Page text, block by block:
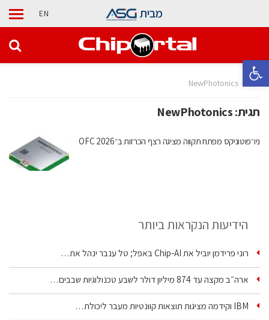
פתח סרגל נגישות
מבית EN
בית NewPhotonics
תגית:NewPhotonics
ניו־פוטוניקס מפתח תקווה מציגה רצף הכרזות ב־OFC 2026
הידיעות הנקראות ביותר
רוני פרידמן יוביל את Chip‑AI באפל; טל ענבר ינהל את…
ארה״ב מקצה עד 874 מיליון דולר לשבע טכנולוגיות שבבים…
IBM וקידמה מציגות תוצאות קוונטיות מעבר ליכולת…